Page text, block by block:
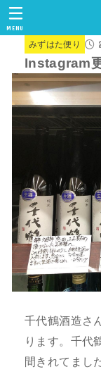
MENU
みずはた便り
Instagram
千代鶴酒造さ
ります。千代
間きれてまし